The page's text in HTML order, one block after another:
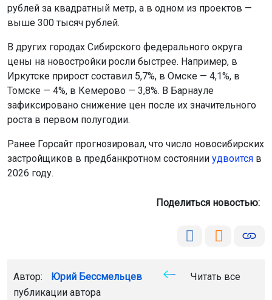
рублей за квадратный метр, а в одном из проектов —
выше 300 тысяч рублей.
В других городах Сибирского федерального округа
цены на новостройки росли быстрее. Например, в
Иркутске прирост составил 5,7%, в Омске — 4,1%, в
Томске — 4%, в Кемерово — 3,8%. В Барнауле
зафиксировано снижение цен после их значительного
роста в первом полугодии.
Ранее Горсайт прогнозировал, что число новосибирских
застройщиков в предбанкротном состоянии удвоится в
2026 году.
Поделиться новостью:
Автор: Юрий Бессмельцев
Читать все
публикации автора